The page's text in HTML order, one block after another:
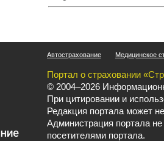
Автострахование Медицинское
Портал о страховании
© 2004–2026
При цитировании и
Редакция портала может
Администрация портала
посетителями портала.